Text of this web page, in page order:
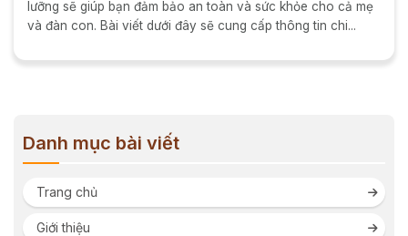
lưỡng sẽ giúp bạn đảm bảo an toàn và sức khỏe cho cả mẹ
và đàn con. Bài viết dưới đây sẽ cung cấp thông tin chi...
Danh mục bài viết
Trang chủ
Giới thiệu